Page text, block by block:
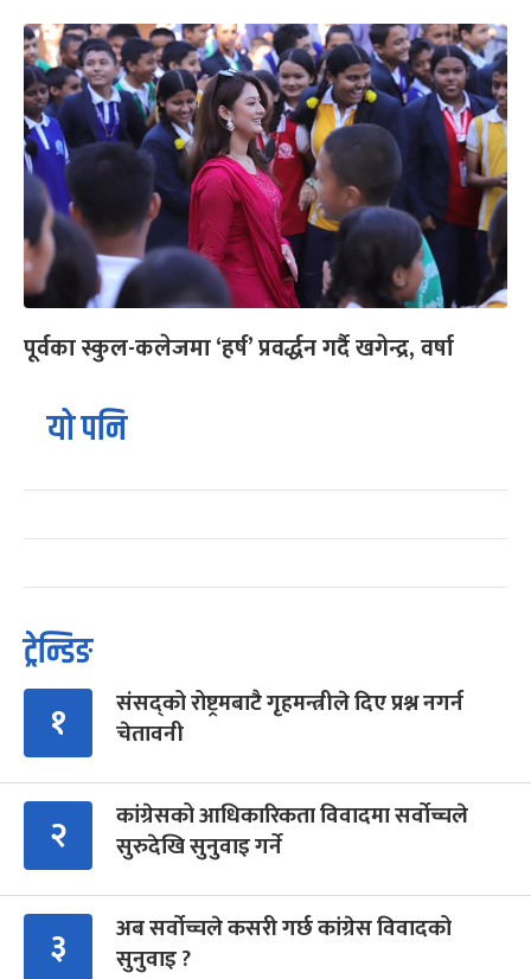
पूर्वका स्कुल-कलेजमा ‘हर्ष’ प्रवर्द्धन गर्दै खगेन्द्र, वर्षा
यो पनि
ट्रेन्डिङ
१
संसद्को रोष्ट्रमबाटै गृहमन्त्रीले दिए प्रश्न नगर्न
चेतावनी
२
कांग्रेसको आधिकारिकता विवादमा सर्वोच्चले
सुरुदेखि सुनुवाइ गर्ने
३
अब सर्वोच्चले कसरी गर्छ कांग्रेस विवादको
सुनुवाइ ?